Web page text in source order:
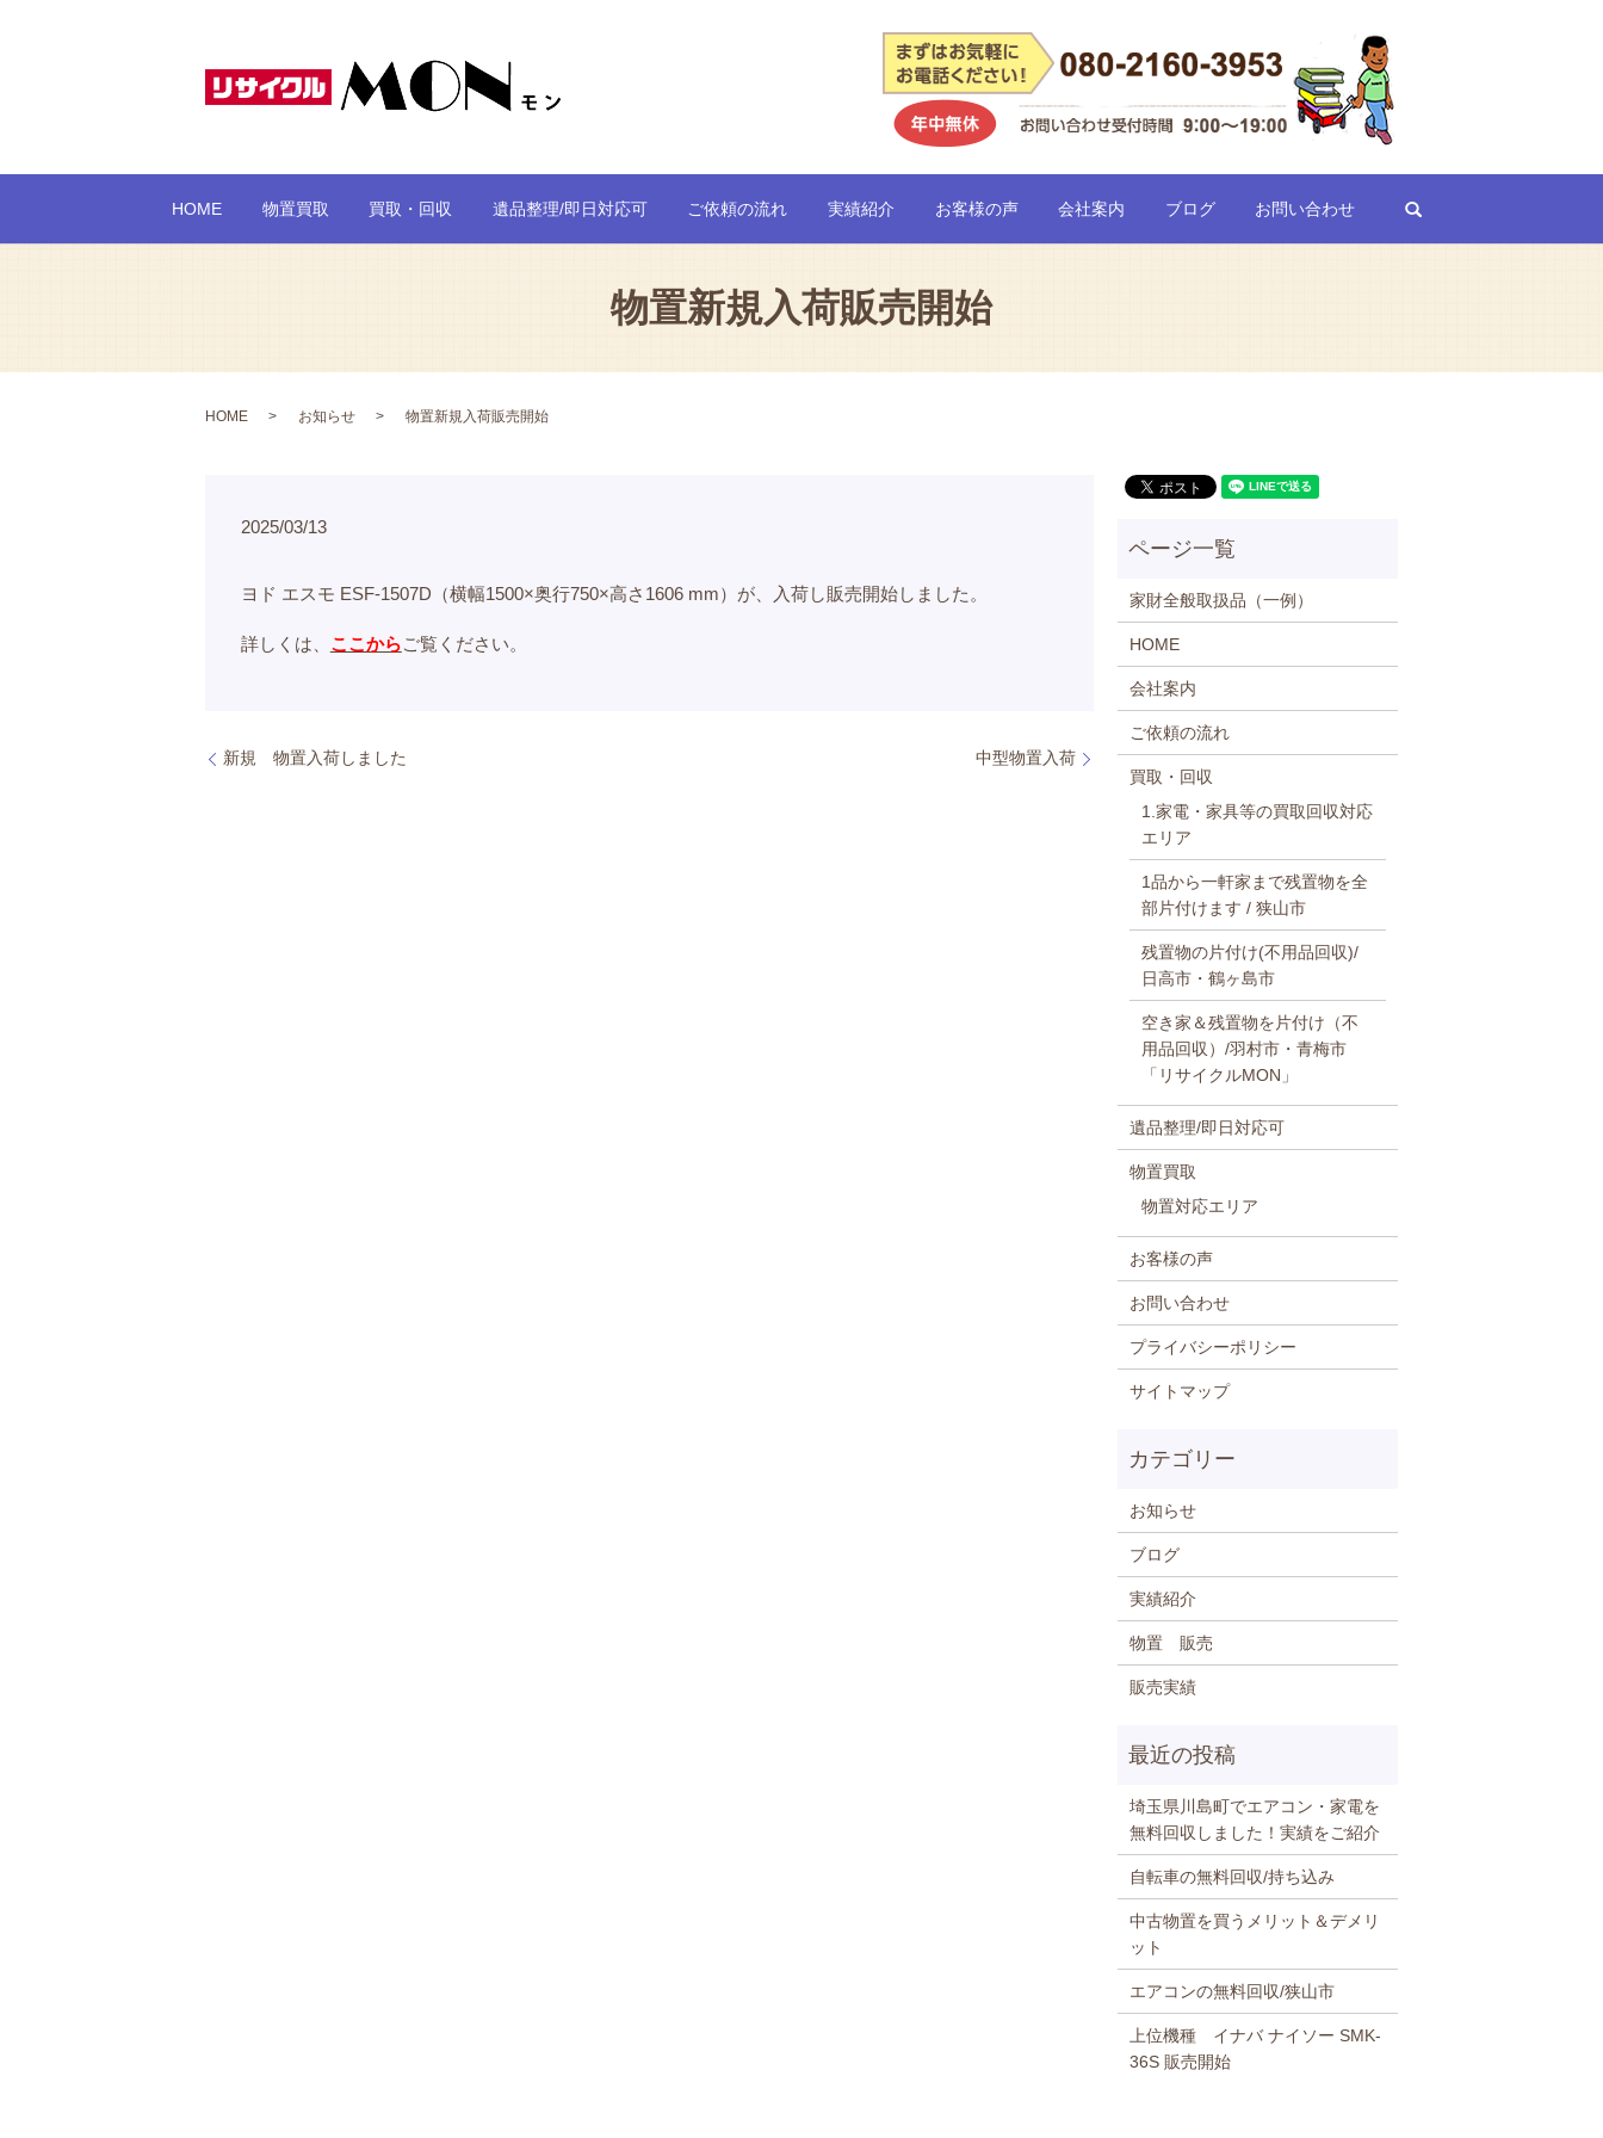
HOME 物置買取 買取・回収 遺品整理/即日対応可 ご依頼の流れ 実績紹介 お客様の声 会社案内 ブログ お問い合わせ
物置新規入荷販売開始
HOME お知らせ 物置新規入荷販売開始
2025/03/13
ヨド エスモ ESF-1507D（横幅1500×奥行750×高さ1606 mm）が、入荷し販売開始しました。
詳しくは、 ここからご覧ください。
新規 物置入荷しました 中型物置入荷
家財全般取扱品（一例）
HOME
会社案内
ご依頼の流れ
買取・回収
1.家電・家具等の買取回収対応
エリア
1品から一軒家まで残置物を全
部片付けます / 狭山市
残置物の片付け(不用品回収)/
日高市・鶴ヶ島市
空き家＆残置物を片付け（不
用品回収）/羽村市・青梅市
「リサイクルMON」
遺品整理/即日対応可
物置買取
物置対応エリア
お客様の声
お問い合わせ
プライバシーポリシー
サイトマップ
お知らせ
ブログ
実績紹介
物置 販売
販売実績
埼玉県川島町でエアコン・家電を
無料回収しました！実績をご紹介
自転車の無料回収/持ち込み
中古物置を買うメリット＆デメリ
ット
エアコンの無料回収/狭山市
上位機種 イナバ ナイソー SMK-
36S 販売開始